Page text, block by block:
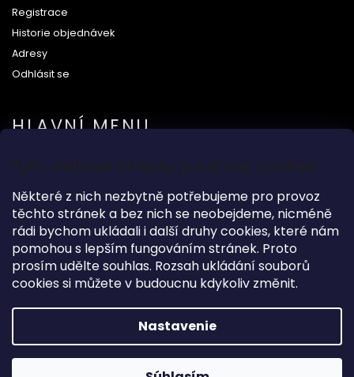
Tyto webové stránky používají cookies
Některé z nich nezbytně potřebujeme pro provoz
těchto stránek a bez nich se neobejdeme, nicméně
rádi bychom ukládali i další druhy cookies, které nám
pomohou s lepším fungováním stránek. Proto
prosím udělte souhlas. Rozsah ukládání souborů
cookies si můžete v budoucnu kdykoliv změnit.
Nastavenie
Registrace
Historie objednávek
Adresy
Odhlásit se
HLAVNÍ MENU
Na svatbu
Dárkové předměty
Módní doplňky
O nás
Wood Kingdom . Všetky práva vyhradené.